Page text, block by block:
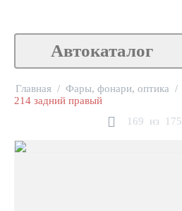
Автокаталог
Главная / Фары, фонари, оптика /
214 задний правый
169
из 175